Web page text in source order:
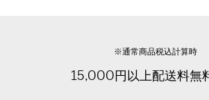
※通常商品税込計算時
15,000円以上配送料無